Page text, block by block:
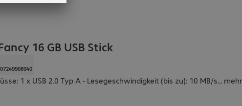
16 GB USB Stick
1 x USB 2.0 Typ A - Lesegeschwindigkeit (bis zu): 10 MB/s... mehr